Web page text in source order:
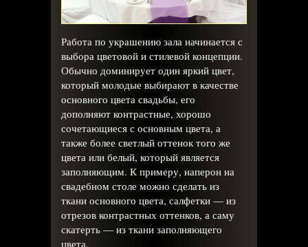
Работа по украшению зала начинается с
выбора цветовой и стилевой концепции.
Обычно доминирует один яркий цвет,
который молодые выбирают в качестве
основного цвета свадьбы, его
дополняют контрастные, хорошо
сочетающиеся с основным цвета, а
также более светлый оттенок того же
цвета или белый, который является
заполняющим. К примеру, наперон на
свадебном столе можно сделать из
ткани основного цвета, салфетки — из
отрезов контрастных оттенков, а саму
скатерть — из ткани заполняющего
цвета.